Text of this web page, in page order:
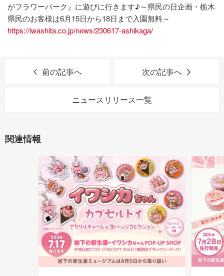
がフラワーパーク』に遊びに行きます♪～県民の日企画・栃木
県民のお客様は6月15日から18日まで入園無料～
https://iwashita.co.jp/news/230617-ashikaga/
前の記事へ 次の記事へ
ニュースリリース一覧
関連情報